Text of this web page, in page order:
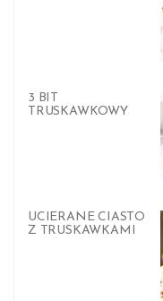
3 BIT
TRUSKAWKOWY
UCIERANE CIASTO
Z TRUSKAWKAMI